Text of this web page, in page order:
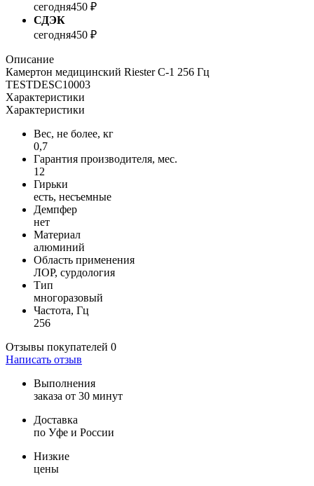
сегодня450 ₽
СДЭК
сегодня450 ₽
Описание
Камертон медицинский Riester С-1 256 Гц
TESTDESC10003
Характеристики
Характеристики
Вес, не более, кг
0,7
Гарантия производителя, мес.
12
Гирьки
есть, несъемные
Демпфер
нет
Материал
алюминий
Область применения
ЛОР, сурдология
Тип
многоразовый
Частота, Гц
256
Отзывы покупателей 0
Написать отзыв
Выполнения
заказа от 30 минут
Доставка
по Уфе и России
Низкие
цены